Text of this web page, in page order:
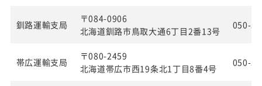
釧路運輸支局
〒084-0906
北海道釧路市鳥取大通6丁目2番13号
050-
帯広運輸支局
〒080-2459
北海道帯広市西19条北1丁目8番4号
050-